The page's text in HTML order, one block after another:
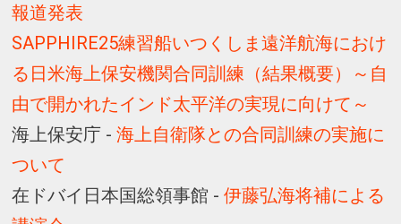
報道発表
SAPPHIRE25練習船いつくしま遠洋航海におけ
る日米海上保安機関合同訓練（結果概要）～自
由で開かれたインド太平洋の実現に向けて～
海上保安庁 -海上自衛隊との合同訓練の実施に
ついて
在ドバイ日本国総領事館 -伊藤弘海将補による